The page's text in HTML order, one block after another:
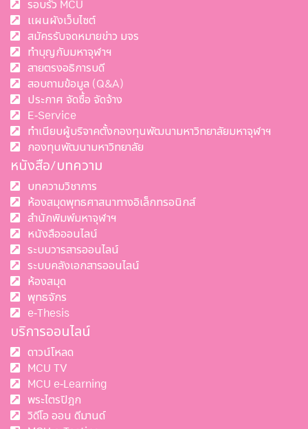
รอบรั้ว MCU
แผนผังเว็บไซต์
สมัครรับจดหมายข่าว มจร
ทำบุญกับมหาจุฬาฯ
สายตรงอธิการบดี
สอบถามข้อมูล (Q&A)
ประกาศ จัดซื้อ จัดจ้าง
E-Service
ทำเนียบผู้บริจาคตั้งกองทุนพัฒนามหาวิทยาลัยมหาจุฬาฯ
กองทุนพัฒนามหาวิทยาลัย
หนังสือ/บทความ
บทความวิชาการ
ห้องสมุดพุทธศาสนาทางอิเล็กทรอนิกส์
สำนักพิมพ์มหาจุฬาฯ
หนังสือออนไลน์
ระบบวารสารออนไลน์
ระบบคลังเอกสารออนไลน์
ห้องสมุด
พุทธจักร
e-Thesis
บริการออนไลน์
ดาวน์โหลด
MCU TV
MCU e-Learning
พระไตรปิฎก
วิดีโอ ออน ดีมานด์